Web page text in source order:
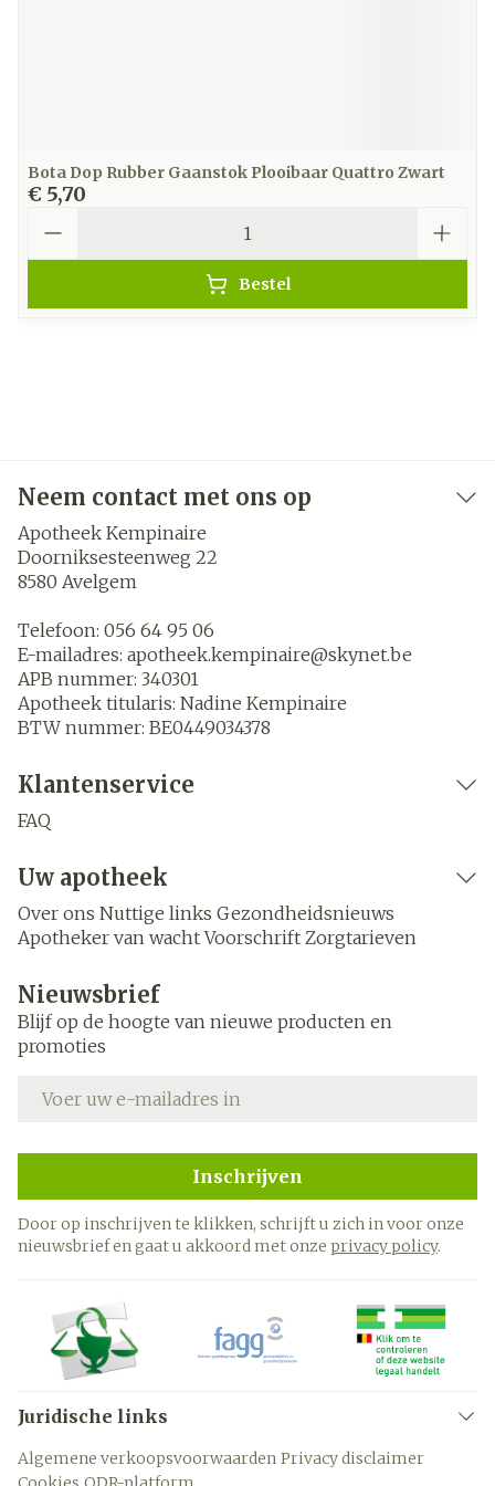
Bota Dop Rubber Gaanstok Plooibaar Quattro Zwart
€ 5,70
Bestel
Neem contact met ons op
Apotheek Kempinaire
Doorniksesteenweg 22
8580 Avelgem
Telefoon: 056 64 95 06
E-mailadres: apotheek.kempinaire@skynet.be
APB nummer: 340301
Apotheek titularis: Nadine Kempinaire
BTW nummer: BE0449034378
Klantenservice
FAQ
Uw apotheek
Over ons Nuttige links Gezondheidsnieuws
Apotheker van wacht Voorschrift Zorgtarieven
Nieuwsbrief
Blijf op de hoogte van nieuwe producten en
promoties
Inschrijven
Door op inschrijven te klikken, schrijft u zich in voor onze
nieuwsbrief en gaat u akkoord met onze privacy policy.
Juridische links
Algemene verkoopsvoorwaarden Privacy disclaimer